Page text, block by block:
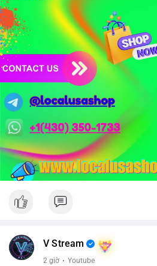
Nhà đầu tư nên thận trọng với đòn
BTC chỉ ở mức 0.0035%. Vùng Fear
tích lũy dài hạn nhưng cần chờ xác
Xem chi tiết các bài viết đầy đủ tại
#whalealertbtc #clarityact
#xrpledger
V Stream
2 giờ · Youtube